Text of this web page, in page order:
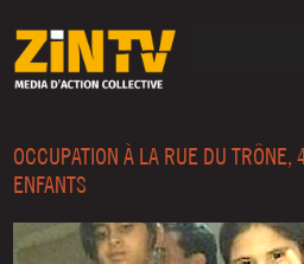
OCCUPATION À LA RUE DU
ENFANTS